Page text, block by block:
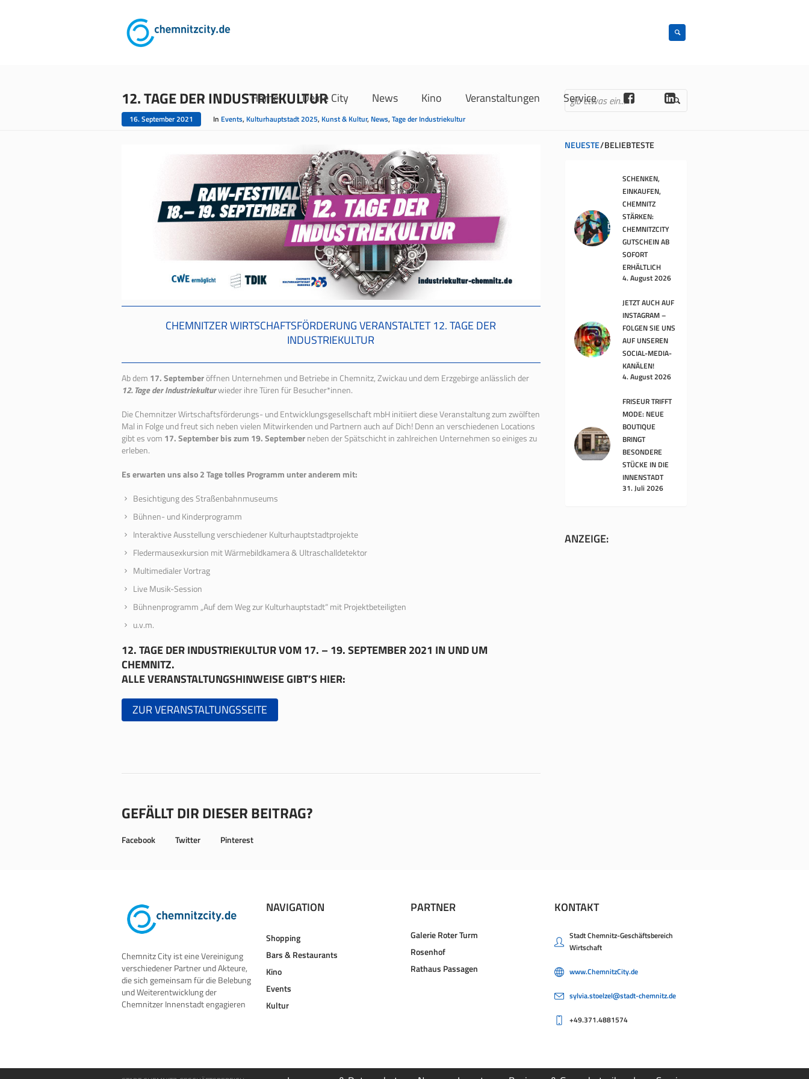
Home Deine City News Kino Veranstaltungen Service
12. TAGE DER INDUSTRIEKULTUR
16. September 2021 In Events, Kulturhauptstadt 2025, Kunst & Kultur, News,Tage der Industriekultur
CHEMNITZER WIRTSCHAFTSFÖRDERUNG VERANSTALTET 12. TAGE DER
INDUSTRIEKULTUR
Ab dem 17. Septemberöffnen Unternehmen und Betriebe in Chemnitz, Zwickau und dem Erzgebirge anlässlich der
12. Tage der Industriekulturwieder ihre Türen für Besucher*innen.
Die Chemnitzer Wirtschaftsförderungs- und Entwicklungsgesellschaft mbH initiiert diese Veranstaltung zum zwölften
Mal in Folge und freut sich neben vielen Mitwirkenden und Partnern auch auf Dich! Denn an verschiedenen Locations
gibt es vom 17. September bis zum 19. Septemberneben der Spätschicht in zahlreichen Unternehmen so einiges zu
erleben.
Es erwarten uns also 2 Tage tolles Programm unter anderem mit:
Besichtigung des Straßenbahnmuseums
Bühnen- und Kinderprogramm
Interaktive Ausstellung verschiedener Kulturhauptstadtprojekte
Fledermausexkursion mit Wärmebildkamera & Ultraschalldetektor
Multimedialer Vortrag
Live Musik-Session
Bühnenprogramm „Auf dem Weg zur Kulturhauptstadt“ mit Projektbeteiligten
u.v.m.
12. TAGE DER INDUSTRIEKULTUR VOM 17. – 19. SEPTEMBER 2021 IN UND UM
CHEMNITZ.
ALLE VERANSTALTUNGSHINWEISE GIBT’S HIER:
ZUR VERANSTALTUNGSSEITE
GEFÄLLT DIR DIESER BEITRAG?
Facebook Twitter Pinterest
NEUESTE BELIEBTESTE
SCHENKEN,
EINKAUFEN,
CHEMNITZ
STÄRKEN:
CHEMNITZCITY
GUTSCHEIN AB
SOFORT
ERHÄLTLICH
4. August 2026
JETZT AUCH AUF
INSTAGRAM –
FOLGEN SIE UNS
AUF UNSEREN
SOCIAL-MEDIA-
KANÄLEN!
4. August 2026
FRISEUR TRIFFT
MODE: NEUE
BOUTIQUE
BRINGT
BESONDERE
STÜCKE IN DIE
INNENSTADT
31. Juli 2026
ANZEIGE:
Chemnitz City ist eine Vereinigung
verschiedener Partner und Akteure,
die sich gemeinsam für die Belebung
und Weiterentwicklung der
Chemnitzer Innenstadt engagieren
NAVIGATION
Shopping
Bars & Restaurants
Kino
Events
Kultur
PARTNER
Galerie Roter Turm
Rosenhof
Rathaus Passagen
KONTAKT
Stadt Chemnitz-Geschäftsbereich
Wirtschaft
www.ChemnitzCity.de
sylvia.stoelzel@stadt-chemnitz.de
+49.371.4881574